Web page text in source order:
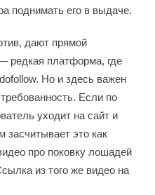
поднимать его в выдаче.
дают прямой
редкая платформа, где
Но и здесь важен
Если по
уходит на сайт и
засчитывает это как
про поковку лошадей
из того же видео на